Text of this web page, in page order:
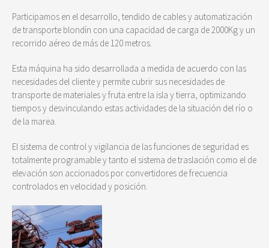
Participamos en el desarrollo, tendido de cables y automatización
de transporte blondín con una capacidad de carga de 2000Kg y un
recorrido aéreo de más de 120 metros.
Esta máquina ha sido desarrollada a medida de acuerdo con las
necesidades del cliente y permite cubrir sus necesidades de
transporte de materiales y fruta entre la isla y tierra, optimizando
tiempos y desvinculando estas actividades de la situación del río o
de la marea.
El sistema de control y vigilancia de las funciones de seguridad es
totalmente programable y tanto el sistema de traslación como el de
elevación son accionados por convertidores de frecuencia
controlados en velocidad y posición.